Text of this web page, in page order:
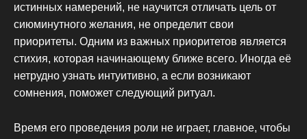
истинных намерений, не научится отличать цель от
сиюминутного желания, не определит свои
приоритеты. Одним из важных приоритетов является
стихия, которая начинающему ближе всего. Иногда её
нетрудно узнать интуитивно, а если возникают
сомнения, поможет следующий ритуал.
Время его проведения роли не играет, главное, чтобы